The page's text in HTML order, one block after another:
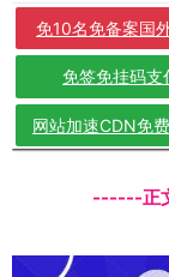
免10名免备案国
免签免挂码支
网站加速CDN免
------正